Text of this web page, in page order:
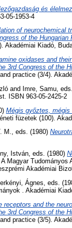
és
05-1953-4
of neurochemical
of the
Akadémiai Kiadó,
oxidases and
3rd Congress of the
practice (3/4).
and Imre, Samu ,
ISBN 963-05-2425-2
Mégis győztes, mégis
füzetek (100).
M., eds. (1980)
István, eds. (1980)
A Magyar Tudományos
Akadémiai
Ágnes, eds.
. Akadémiai
receptors and the
3rd Congress of the
practice (3/5).